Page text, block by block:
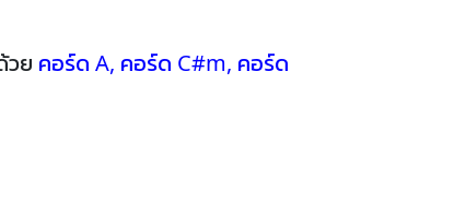
วย คอร์ด A, คอร์ด C#m, คอร์ด